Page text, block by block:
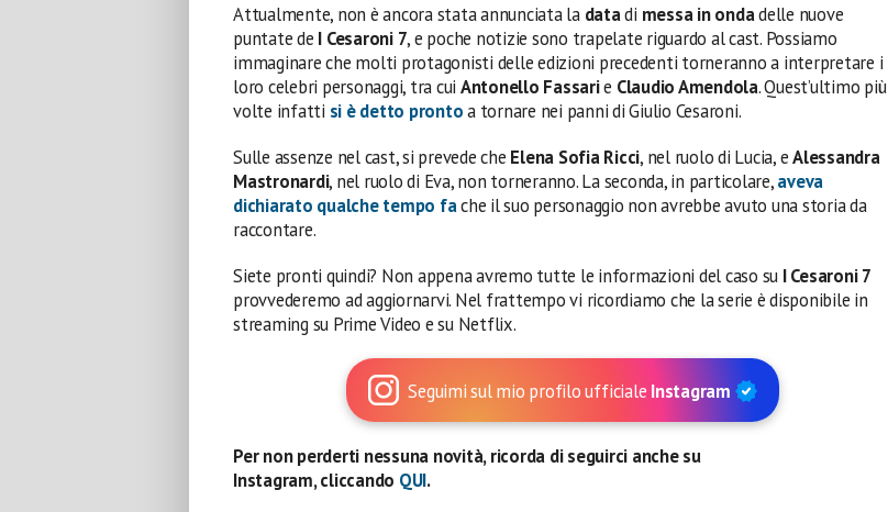
Attualmente, non è ancora stata annunciata la datadi messa in ondadelle nuove
puntate de I Cesaroni 7, e poche notizie sono trapelate riguardo al cast. Possiamo
immaginare che molti protagonisti delle edizioni precedenti torneranno a interpretare i
loro celebri personaggi, tra cui Antonello Fassarie Claudio Amendola. Quest’ultimo più
volte infatti si è detto prontoa tornare nei panni di Giulio Cesaroni.
Sulle assenze nel cast, si prevede che Elena Sofia Ricci, nel ruolo di Lucia, eAlessandra
Mastronardi, nel ruolo di Eva, non torneranno. La seconda, in particolare,aveva
dichiarato qualche tempo fache il suo personaggio non avrebbe avuto una storia da
raccontare.
Siete pronti quindi? Non appena avremo tutte le informazioni del caso su I Cesaroni 7
provvederemo ad aggiornarvi. Nel frattempo vi ricordiamo che la serie è disponibile in
streaming su Prime Video e su Netflix.
Seguimi sul mio profilo ufficiale Instagram
Per non perderti nessuna novità, ricorda di seguirci anche su
Instagram, cliccando QUI.